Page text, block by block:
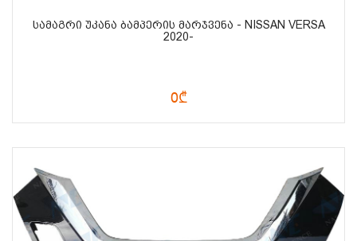
ᲡᲐᲛᲐᲒᲠᲘ ᲣᲙᲐᲜᲐ ᲑᲐᲛᲞᲔᲠᲘᲡ ᲛᲐᲠᲯᲕᲔᲜᲐ - NISSAN VERSA
2020-
0₾